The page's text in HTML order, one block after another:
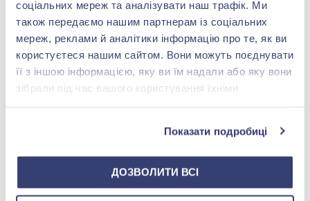
соціальних мереж та аналізувати наш трафік. Ми
також передаємо нашим партнерам із соціальних
мереж, реклами й аналітики інформацію про те, як ви
користуєтеся нашим сайтом. Вони можуть поєднувати
її з іншою інформацією, яку ви їм надали або яку вони
зібрали під час вашого користування їхніми
Показати подробиці
ДОЗВОЛИТИ ВСІ
Золотi сережки з
МИ У INSTAGRAM